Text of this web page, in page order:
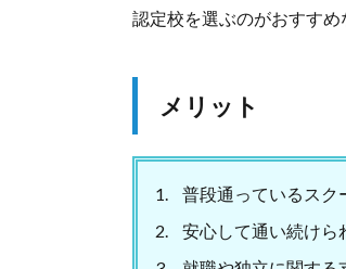
認定校を選ぶのがおすすめ
メリット
普段通っているスク
安心して通い続けら